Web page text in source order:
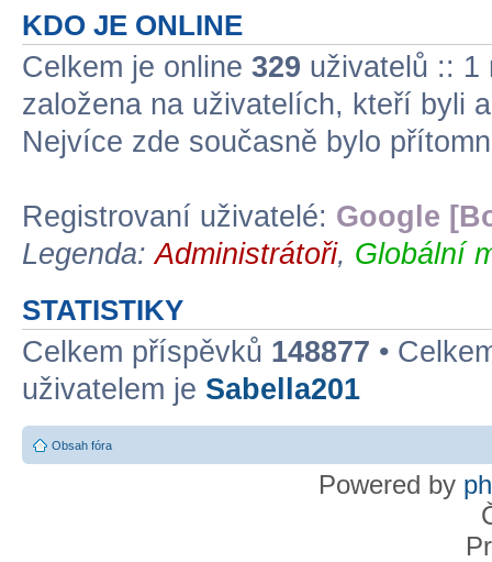
KDO JE ONLINE
Celkem je online 329 uživatelů :: 1
založena na uživatelích, kteří byli
Nejvíce zde současně bylo
Registrovaní uživatelé: Google
Legenda:Administrátoři, Globální
STATISTIKY
Celkem příspěvků 148877 •
uživatelem je Sabella201
Obsah fóra
Powered by